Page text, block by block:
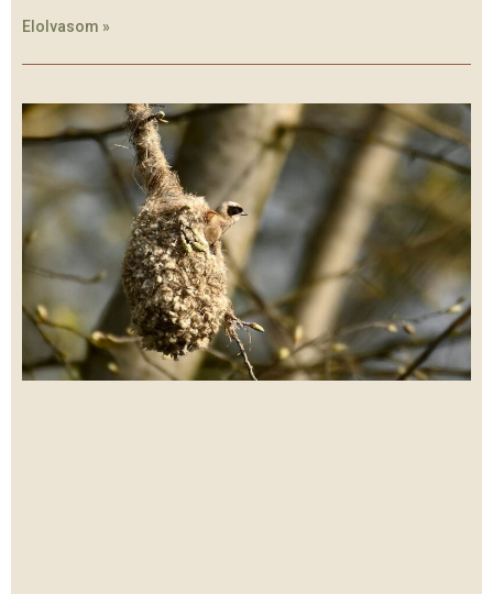
Elolvasom »